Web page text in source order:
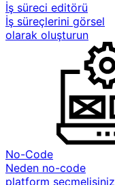
İş süreci editörü
İş süreçlerini görsel
olarak oluşturun
No-Code
Neden no-code
platform seçmelisiniz